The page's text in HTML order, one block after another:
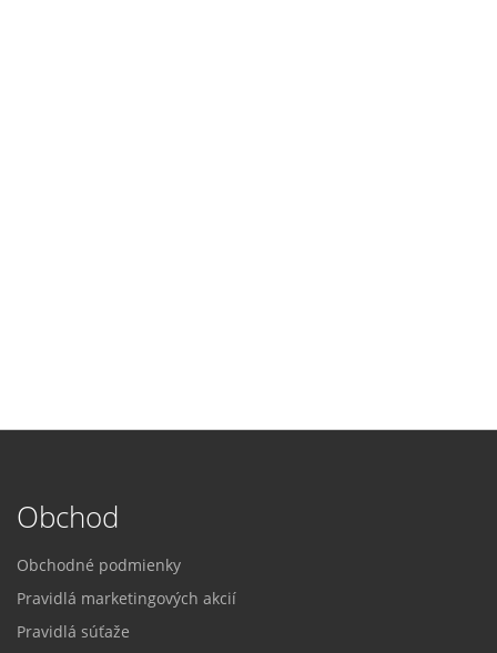
Obchod
Obchodné podmienky
Pravidlá marketingových akcií
Pravidlá súťaže